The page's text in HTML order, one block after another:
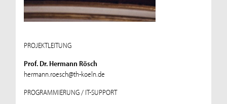
PROJEKTLEITUNG
Prof. Dr. Hermann Rösch
hermann.roesch@th-koeln.de
PROGRAMMIERUNG / IT-SUPPORT